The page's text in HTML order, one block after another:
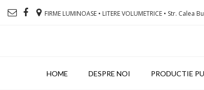
FIRME LUMINOASE • LITERE VOLUMETRICE • Str.
HOME DESPRE NOI PRODUCTIE